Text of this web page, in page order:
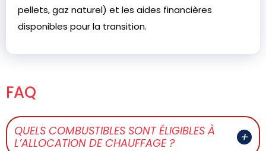
pellets, gaz naturel) et les aides financières
disponibles pour la transition.
FAQ
QUELS COMBUSTIBLES SONT ÉLIGIBLES À
L’ALLOCATION DE CHAUFFAGE ?